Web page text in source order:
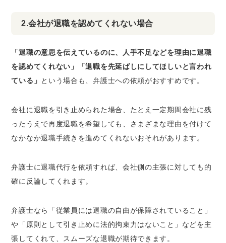
2.会社が退職を認めてくれない場合
「退職の意思を伝えているのに、人手不足などを理由に退職
を認めてくれない」「退職を先延ばしにしてほしいと言われ
ている」 という場合も、弁護士への依頼がおすすめです。
会社に退職を引き止められた場合、たとえ一定期間会社に残
ったうえで再度退職を希望しても、さまざまな理由を付けて
なかなか退職手続きを進めてくれないおそれがあります。
弁護士に退職代行を依頼すれば、会社側の主張に対しても的
確に反論してくれます。
弁護士なら「従業員には退職の自由が保障されていること」
や「原則として引き止めに法的拘束力はないこと」などを主
張してくれて、スムーズな退職が期待できます。